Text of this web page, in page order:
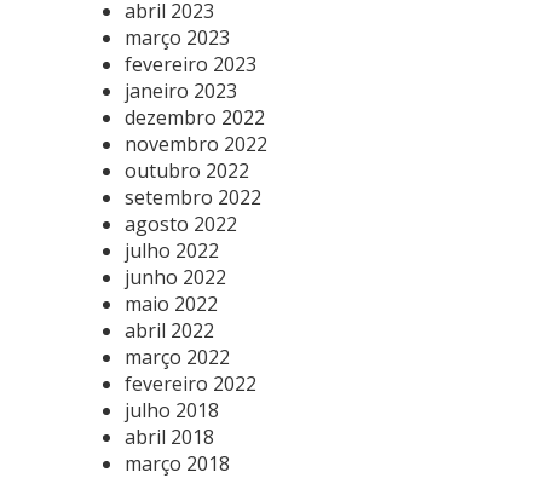
abril 2023
março 2023
fevereiro 2023
janeiro 2023
dezembro 2022
novembro 2022
outubro 2022
setembro 2022
agosto 2022
julho 2022
junho 2022
maio 2022
abril 2022
março 2022
fevereiro 2022
julho 2018
abril 2018
março 2018